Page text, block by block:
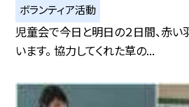
ボランティア活動
児童会で今日と明日の２日間、赤
います。 協力してくれた草の...